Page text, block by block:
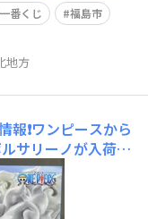
一番くじ 福島市
地方
報❗️ワンピースから
サリーノが入荷し
り取ったフィギュ
ギュアです😤お求
お越しください🤩